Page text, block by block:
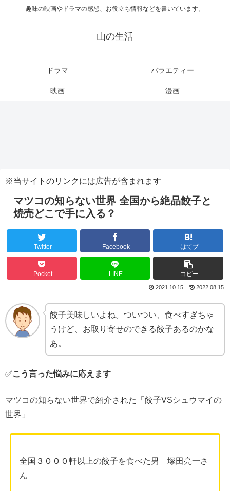
趣味の映画やドラマの感想、お役立ち情報などを書いています。
山の生活
ドラマ バラエティー
映画 漫画
※当サイトのリンクには広告が含まれます
マツコの知らない世界 全国から絶品餃子と
焼売どこで手に入る？
Twitter Facebook はてブ
Pocket LINE コピー
2022.08.15
2021.10.15
餃子美味しいよね。ついつい、食べすぎちゃ
うけど、お取り寄せのできる餃子あるのかな
あ。
✅こう言った悩みに応えます
マツコの知らない世界で紹介された「餃子VSシュウマイの
世界」
全国３０００軒以上の餃子を食べた男 塚田亮一さ
ん